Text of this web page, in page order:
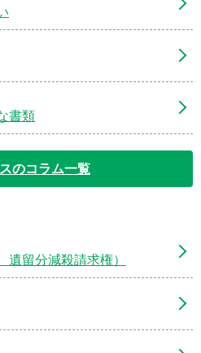
書類
のコラム一覧
遺留分減殺請求権）